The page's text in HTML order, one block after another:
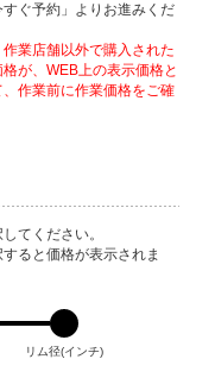
ぐ予約」よりお進みくだ
業店舗以外で購入された
が、WEB上の表示価格と
作業前に作業価格をご確
てください。
ると価格が表示されま
リム径(インチ)